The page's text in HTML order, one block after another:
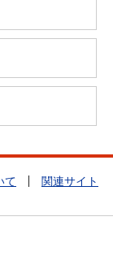
て 関連サイト